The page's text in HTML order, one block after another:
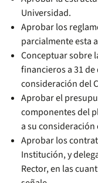
Universidad.
Aprobar los
parcialmente esta
Conceptuar sobre
financieros a 31
consideración del
Aprobar el
componentes del
a su consideración
Aprobar los
Institución, y
Rector, en las